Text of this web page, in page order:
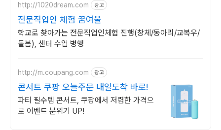
http://1020dream.com 광고
전문직업인 체험 꿈여울
학교로 찾아가는 전문직업인체험 진행(창체/동아리/교복우/
돌봄), 센터 수업 병행
http://m.coupang.com 광고
콘서트 쿠팡 오늘주문 내일도착 바로!
파티 필수템 콘서트, 쿠팡에서 저렴한 가격으
로 이벤트 분위기 UP!